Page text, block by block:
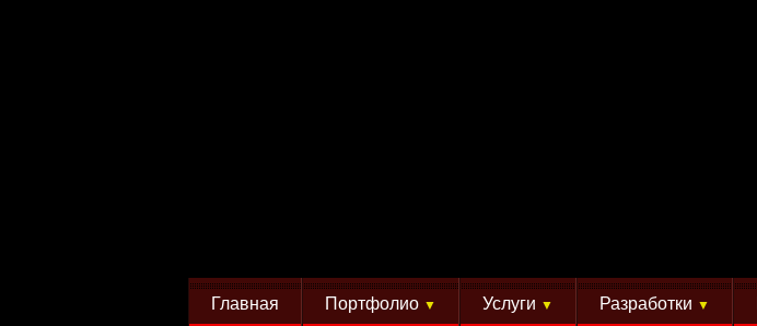
Главная Портфолио ▼ Услуги ▼ Разработки ▼